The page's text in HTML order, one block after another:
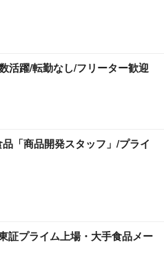
活躍/転勤なし/フリーター歓迎
「商品開発スタッフ」/プライ
証プライム上場・大手食品メー